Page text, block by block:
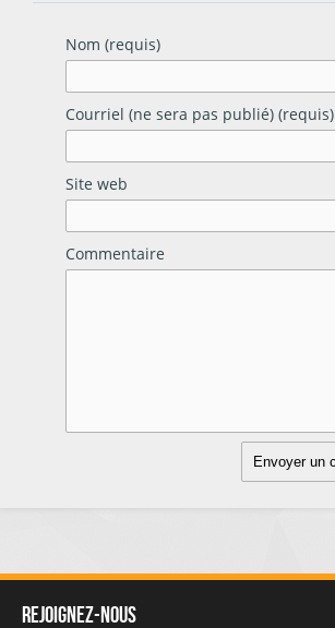
Nom (requis)
Courriel (ne sera pas publié) (requis)
Site web
Commentaire
Rejoignez-nous